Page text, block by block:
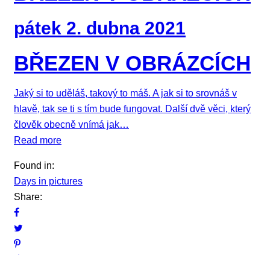
pátek 2. dubna 2021
BŘEZEN V OBRÁZCÍCH
Jaký si to uděláš, takový to máš. A jak si to srovnáš v
hlavě, tak se ti s tím bude fungovat. Další dvě věci, který
člověk obecně vnímá jak…
Read more
Found in:
Days in pictures
Share: